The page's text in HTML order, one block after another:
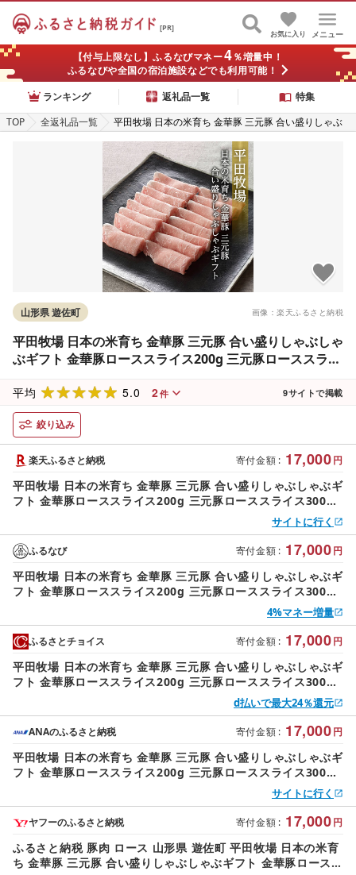
[PR]
メニュー
お気に入り
【付与上限なし】ふるなびマネー4％増量中！
ふるなびや全国の宿泊施設などでも利用可能！
ランキング
返礼品一覧
特集
TOP
全返礼品一覧
平田牧場 日本の米育ち 金華豚 三元豚 合い盛りしゃぶ
しゃぶギフト 金華豚ローススライス200g 三元豚ロー
ススライス300g 三元豚バラスライス250g とびうおの
だし きざみ昆布 冷凍便 ※離島発送不可 平牧 ひらぼく
ロース バラ 豚バラ しゃぶしゃぶ 豚肉
画像：楽天ふるさと納税
山形県 遊佐町
平田牧場 日本の米育ち 金華豚 三元豚 合い盛りしゃぶしゃ
ぶギフト 金華豚ローススライス200g 三元豚ローススライ
昆布 冷凍便 ※離島発送不可 平牧 ひらぼく ロース バラ 豚
バラ しゃぶしゃぶ 豚肉
平均 5.0 2件 9サイトで掲載
絞り込み
寄付金額 : 17,000円
楽天ふるさと納税
平田牧場 日本の米育ち 金華豚 三元豚 合い盛りしゃぶしゃぶギ
フト 金華豚ローススライス200g 三元豚ローススライス300g
三元豚バラスライス250g とびうおのだし きざみ昆布 冷凍便
※離島発送不可 平牧 ひらぼく ロース バラ 豚バラ しゃぶしゃ
ぶ 豚肉
サイトに行く
寄付金額 : 17,000円
ふるなび
平田牧場 日本の米育ち 金華豚 三元豚 合い盛りしゃぶしゃぶギ
フト 金華豚ローススライス200g 三元豚ローススライス300g
三元豚バラスライス250g とびうおのだし きざみ昆布 冷凍便
※離島発送不可 平牧 ひらぼく ロース バラ 豚バラ しゃぶしゃ
ぶ 豚肉 [340]
4%マネー増量
寄付金額 : 17,000円
ふるさとチョイス
平田牧場 日本の米育ち 金華豚 三元豚 合い盛りしゃぶしゃぶギ
フト 金華豚ローススライス200g 三元豚ローススライス300g
三元豚バラスライス250g とびうおのだし きざみ昆布 冷凍便
※離島発送不可 平牧 ひらぼく ロース バラ 豚バラ しゃぶしゃ
ぶ 豚肉
d払いで最大24％還元
寄付金額 : 17,000円
ANAのふるさと納税
平田牧場 日本の米育ち 金華豚 三元豚 合い盛りしゃぶしゃぶギ
フト 金華豚ローススライス200g 三元豚ローススライス300g
三元豚バラスライス250g とびうおのだし きざみ昆布 冷凍便
※離島発送不可 平牧 ひらぼく ロース バラ 豚バラ しゃぶしゃ
ぶ 豚肉
サイトに行く
寄付金額 : 17,000円
ヤフーのふるさと納税
ふるさと納税 豚肉 ロース 山形県 遊佐町 平田牧場 日本の米育
ち 金華豚 三元豚 合い盛りしゃぶしゃぶギフト 金華豚ロースス